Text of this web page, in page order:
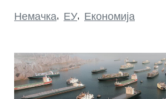
Немачка, ЕУ, Економија